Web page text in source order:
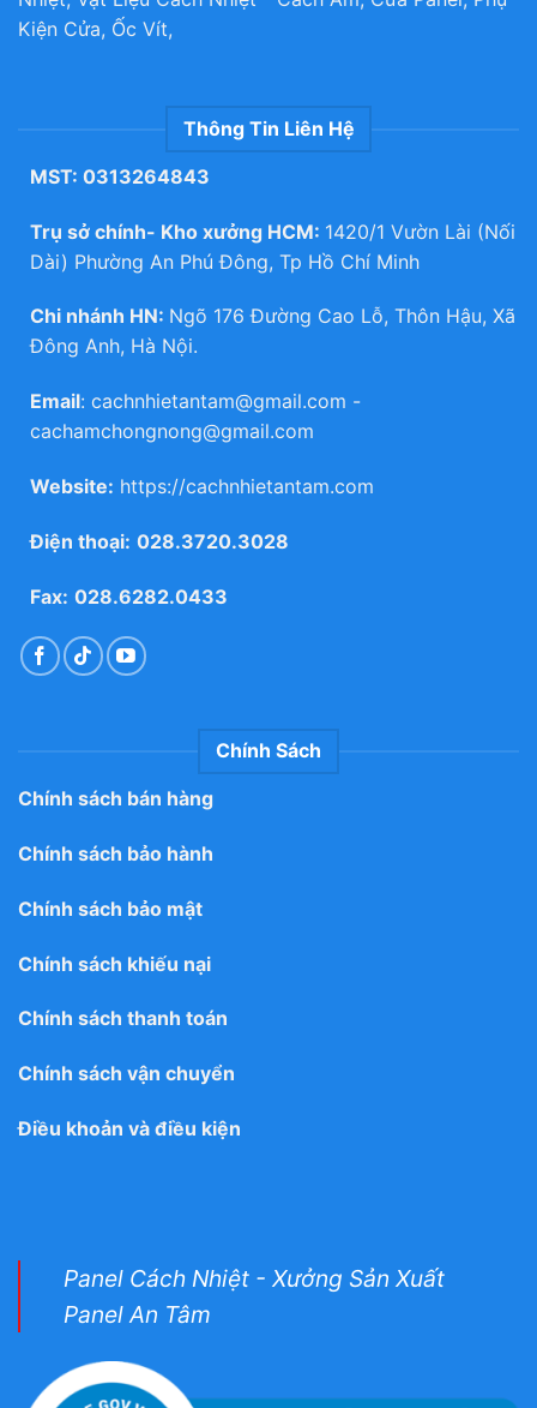
Kiện Cửa, Ốc Vít,
Thông Tin Liên Hệ
MST: 0313264843
Trụ sở chính- Kho xưởng HCM: 1420/1 Vườn Lài (Nối
Dài) Phường An Phú Đông, Tp Hồ Chí Minh
Chi nhánh HN: Ngõ 176 Đường Cao Lỗ, Thôn Hậu, Xã
Đông Anh, Hà Nội.
Email: cachnhietantam@gmail.com -
cachamchongnong@gmail.com
Website: https://cachnhietantam.com
Điện thoại: 028.3720.3028
Fax: 028.6282.0433
Chính Sách
Chính sách bán hàng
Chính sách bảo hành
Chính sách bảo mật
Chính sách khiếu nại
Chính sách thanh toán
Chính sách vận chuyển
Điều khoản và điều kiện
Panel Cách Nhiệt - Xưởng Sản Xuất
Panel An Tâm